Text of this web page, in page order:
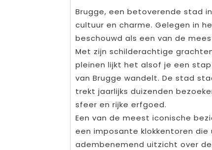
Brugge, een betoverende stad
cultuur en charme. Gelegen in
beschouwd als een van de
Met zijn schilderachtige
pleinen lijkt het alsof je een
van Brugge wandelt. De stad
trekt jaarlijks duizenden
sfeer en rijke erfgoed.
Een van de meest iconische
een imposante klokkentoren
adembenemend uitzicht over